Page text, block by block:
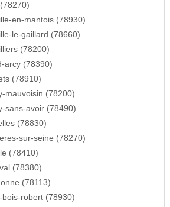
en-mantois (78930)
le-gaillard (78660)
(78200)
arcy (78390)
(78910)
mauvoisin (78200)
sans-avoir (78490)
(78830)
sur-seine (78270)
(78410)
(78380)
(78113)
bois-robert (78930)